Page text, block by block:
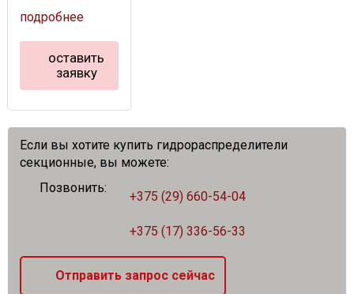
подробнее
оставить
заявку
Если вы хотите купить гидрораспределители
секционные, вы можете:
Позвонить:
+375 (29) 660-54-04
+375 (17) 336-56-33
Отправить запрос сейчас